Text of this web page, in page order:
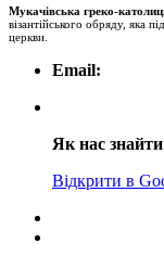
Мукачівська греко-
візантійського обряду, яка
церкви.
Email:
Як нас знайти
Відкрити в